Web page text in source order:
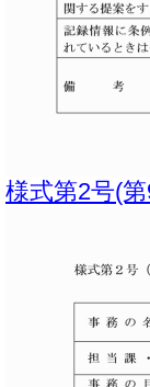
様式第2号(